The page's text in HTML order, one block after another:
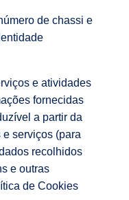
de chassi e
e atividades
fornecidas
a partir da
serviços (para
recolhidos
e outras
de Cookies